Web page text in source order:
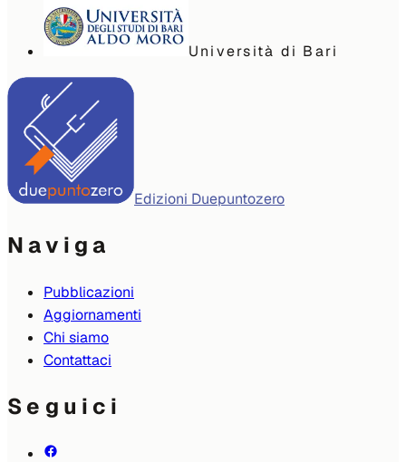
Università di Bari
Edizioni Duepuntozero
Naviga
Pubblicazioni
Aggiornamenti
Chi siamo
Contattaci
Seguici